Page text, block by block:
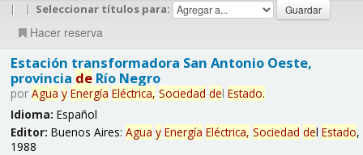
| | Seleccionar títulos para:
Hacer reserva
Estación transformadora San Antonio Oeste,
provincia deRío Negro
por Agua y Energía Eléctrica, Sociedad del Estado.
Idioma: Español
Editor: Buenos Aires: Agua y Energía Eléctrica, Sociedad del Estado,
1988